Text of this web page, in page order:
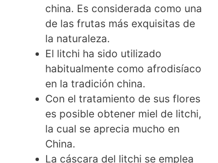
china. Es considerada como una
de las frutas más exquisitas de
la naturaleza.
El litchi ha sido utilizado
habitualmente como afrodisíaco
en la tradición china.
Con el tratamiento de sus flores
es posible obtener miel de litchi,
la cual se aprecia mucho en
China.
La cáscara del litchi se emplea